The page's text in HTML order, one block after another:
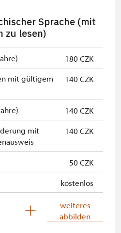
kostenlos
kostenlos
den
in Kronen
Sprache (mit
zu lesen)
180 CZK
mit gültigem
140 CZK
140 CZK
mit
140 CZK
50 CZK
kostenlos
kostenlos
weiteres
abbilden